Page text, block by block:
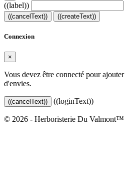
((label))
((cancelText)) ((createText))
Connexion
×
Vous devez être connecté pour
d'envies.
((cancelText)) ((loginText))
© 2026 - Herboristerie Du Valmont™